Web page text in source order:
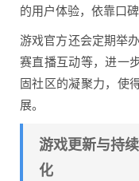
的用户体验，依靠口
游戏官方还会定期举
赛直播互动等，进一
固社区的凝聚力，使
展。
游戏更新与持
化